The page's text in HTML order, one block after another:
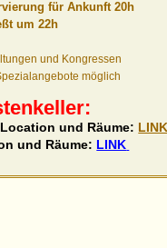
für Ankunft 20h
um 22h
und Kongressen
möglich
und Räume:
und Räume: LINK